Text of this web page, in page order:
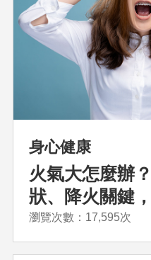
身心健康
火氣大怎麼辦
狀、降火關鍵
退火
瀏覽次數：17,595次